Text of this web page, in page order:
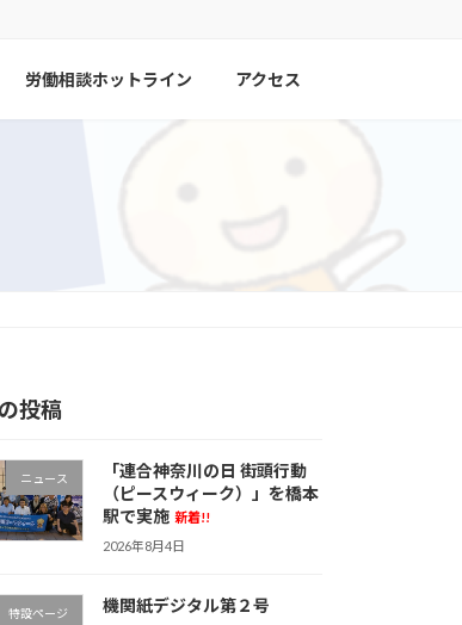
労働相談ホットライン アクセス
投稿
ニュース
「連合神奈川の日 街頭行動
（ピースウィーク）」を橋本
駅で実施 新着!!
2026年8月4日
特設ページ 機関紙デジタル第２号